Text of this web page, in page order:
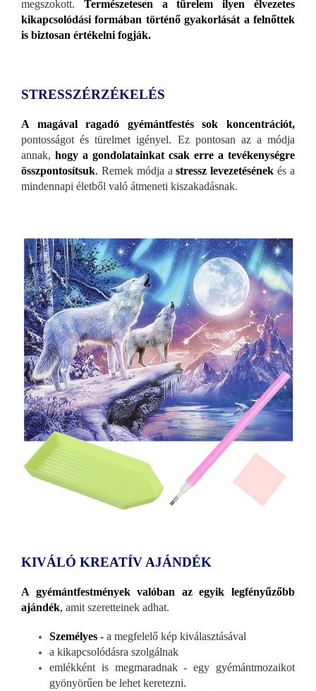
megszokott. Természetesen a türelem ilyen élvezetes
kikapcsolódási formában történő gyakorlását a felnőttek
is biztosan értékelni fogják.
STRESSZÉRZÉKELÉS
A magával ragadó gyémántfestés sok koncentrációt,
pontosságot és türelmet igényel. Ez pontosan az a módja
annak, hogy a gondolatainkat csak erre a tevékenységre
összpontosítsuk. Remek módja astressz levezetésének és a
mindennapi életből való átmeneti kiszakadásnak.
KIVÁLÓ KREATÍV AJÁNDÉK
A gyémántfestmények valóban az egyik legfényűzőbb
ajándék, amit szeretteinek adhat.
Személyes - a megfelelő kép kiválasztásával
a kikapcsolódásra szolgálnak
emlékként is megmaradnak - egy gyémántmozaikot
gyönyörűen be lehet keretezni.